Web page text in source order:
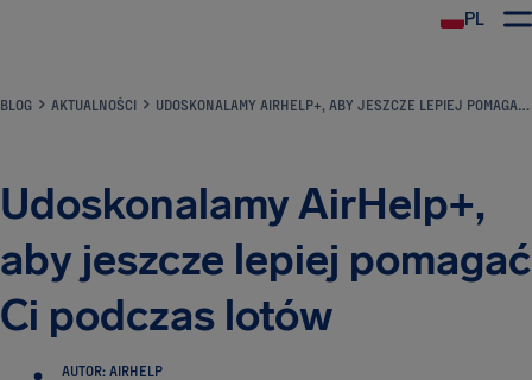
PL
BLOG AKTUALNOŚCI UDOSKONALAMY AIRHELP+, ABY JESZCZE LEPIEJ POMAGAĆ CI PODCZAS LOTÓW
Udoskonalamy AirHelp+,
aby jeszcze lepiej pomagać
Ci podczas lotów
AUTOR: AIRHELP